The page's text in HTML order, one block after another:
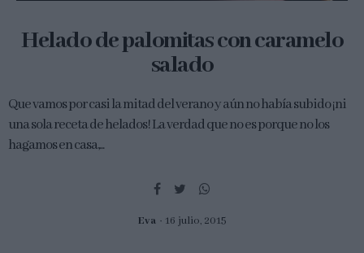
Helado de palomitas con caramelo
salado
Que vamos por casi la mitad del verano y aún no había subido ¡ni
una sola receta de helados! La verdad que no es porque no los
hagamos en casa,...
Eva 16 julio, 2015